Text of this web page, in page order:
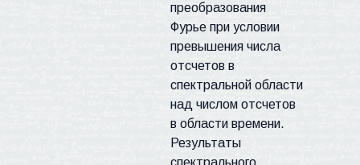
преобразования
Фурье при условии
превышения числа
отсчетов в
спектральной области
над числом отсчетов
в области времени.
Результаты